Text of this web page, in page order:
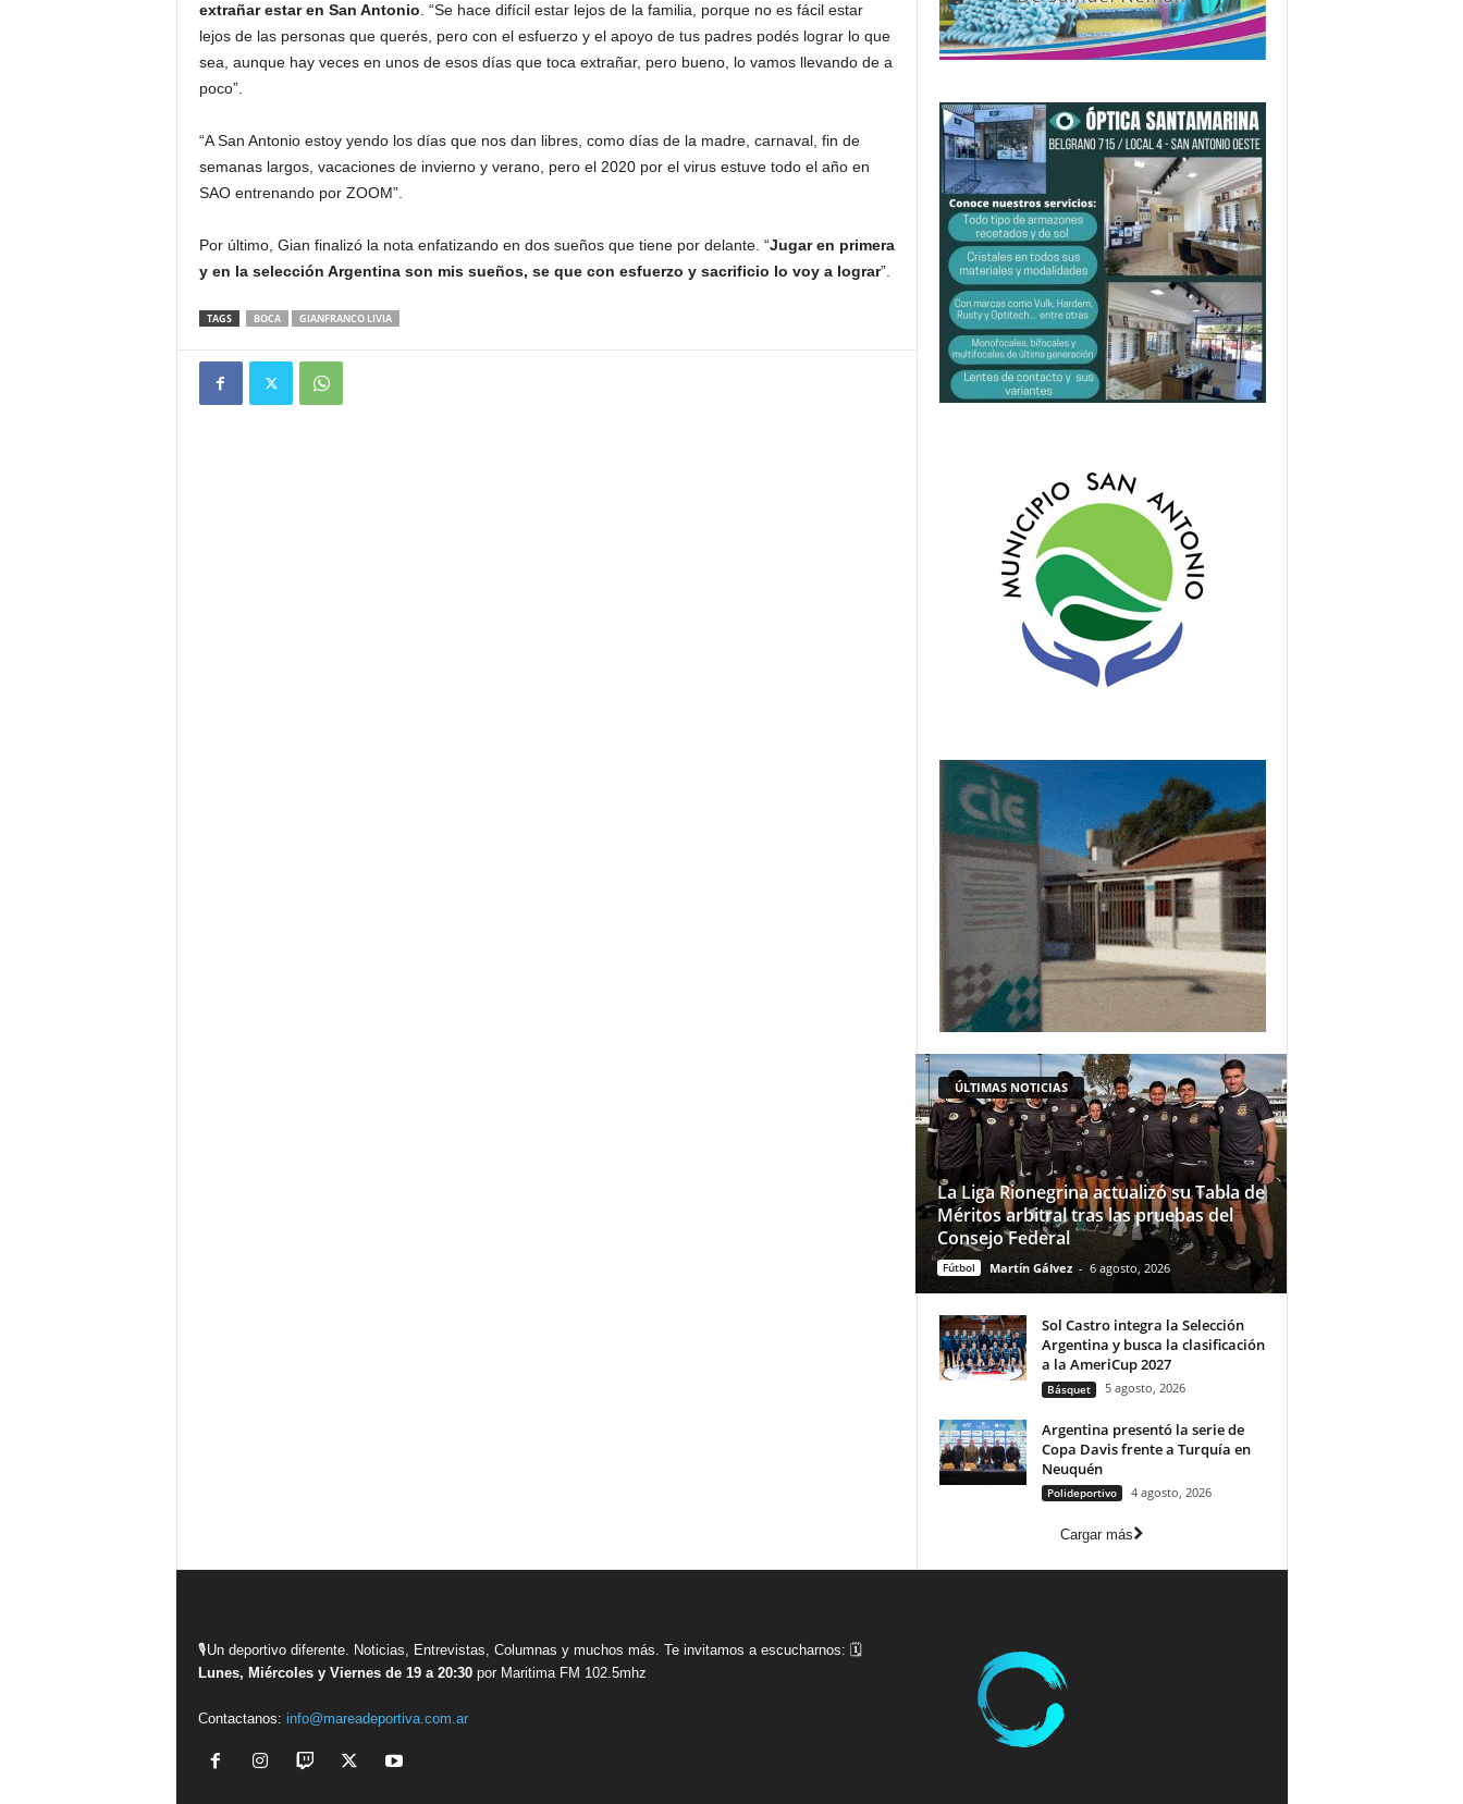
extrañar estar en San Antonio . “Se hace difícil estar lejos de la familia, porque no es fácil estar
lejos de las personas que querés, pero con el esfuerzo y el apoyo de tus padres podés lograr lo que
sea, aunque hay veces en unos de esos días que toca extrañar, pero bueno, lo vamos llevando de a
poco”.
“A San Antonio estoy yendo los días que nos dan libres, como días de la madre, carnaval, fin de
semanas largos, vacaciones de invierno y verano, pero el 2020 por el virus estuve todo el año en
SAO entrenando por ZOOM”.
Por último, Gian finalizó la nota enfatizando en dos sueños que tiene por delante. “Jugar en primera
y en la selección Argentina son mis sueños, se que con esfuerzo y sacrificio lo voy a lograr”.
TAGS BOCA GIANFRANCO LIVIA
ÚLTIMAS NOTICIAS
La Liga Rionegrina actualizó su Tabla de
Méritos arbitral tras las pruebas del
Consejo Federal
Fútbol Martín Gálvez - 6 agosto, 2026
Sol Castro integra la Selección
Argentina y busca la clasificación
a la AmeriCup 2027
Básquet 5 agosto, 2026
Argentina presentó la serie de
Copa Davis frente a Turquía en
Neuquén
Polideportivo 4 agosto, 2026
Cargar más
🎙Un deportivo diferente. Noticias, Entrevistas, Columnas y muchos más. Te invitamos a escucharnos: 🗓
Lunes, Miércoles y Viernes de 19 a 20:30por Maritima FM 102.5mhz
Contactanos: info@mareadeportiva.com.ar